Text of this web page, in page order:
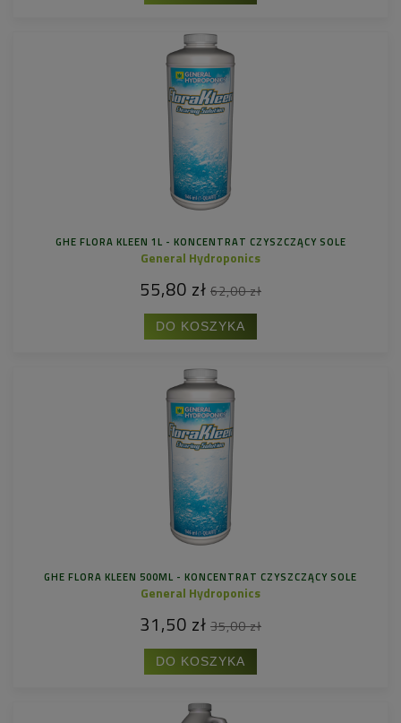
GHE FLORA KLEEN 1L - KONCENTRAT CZYSZCZĄCY SOLE
General Hydroponics
55,80 zł 62,00 zł
DO KOSZYKA
GHE FLORA KLEEN 500ML - KONCENTRAT CZYSZCZĄCY SOLE
General Hydroponics
31,50 zł 35,00 zł
DO KOSZYKA